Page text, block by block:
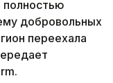
полностью
добровольных
переехала